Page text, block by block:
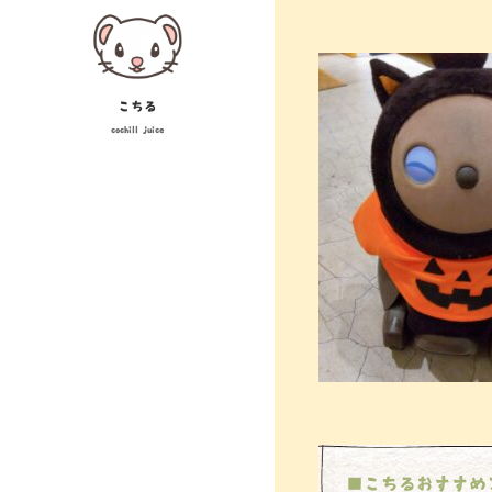
こちる
cochill juice
■こちるおすすめ
稿
ナ
ビ
ゲ
ー
シ
ョ
ン